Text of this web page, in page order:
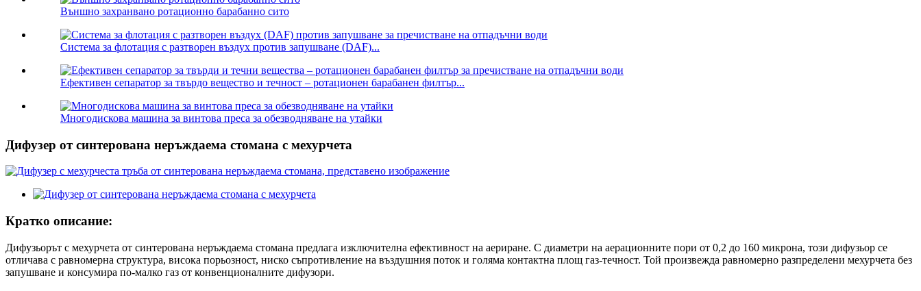
Външно захранвано ротационно барабанно сито
Система за флотация с разтворен въздух против запушване (DAF)...
Ефективен сепаратор за твърдо вещество и течност – ротационен барабанен филтър...
Многодискова машина за винтова преса за обезводняване на утайки
Дифузер от синтерована неръждаема стомана с мехурчета
Кратко описание:
Дифузьорът с мехурчета от синтерована неръждаема стомана предлага изключителна ефективност на аериране. С диаметри на аерационните пори от 0,2 до 160 микрона, този дифузьор се
отличава с равномерна структура, висока порьозност, ниско съпротивление на въздушния поток и голяма контактна площ газ-течност. Той произвежда равномерно разпределени мехурчета без
запушване и консумира по-малко газ от конвенционалните дифузори.